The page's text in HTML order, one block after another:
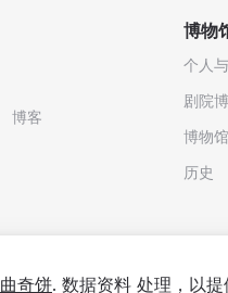
博客
博物
个人
剧院
博物
历史
曲奇饼. 数据资料 处理，以提